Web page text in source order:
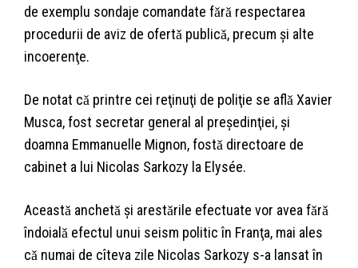
de exemplu sondaje comandate fǎrǎ respectarea
procedurii de aviz de ofertǎ publicǎ, precum şi alte
incoerenţe.
De notat cǎ printre cei reţinuţi de poliţie se aflǎ Xavier
Musca, fost secretar general al preşedinţiei, şi
doamna Emmanuelle Mignon, fostǎ directoare de
cabinet a lui Nicolas Sarkozy la Elysée.
Aceastǎ anchetǎ şi arestǎrile efectuate vor avea fǎrǎ
îndoialǎ efectul unui seism politic în Franţa, mai ales
cǎ numai de cîteva zile Nicolas Sarkozy s-a lansat în